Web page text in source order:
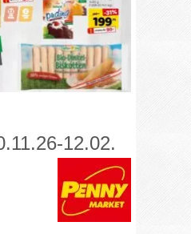
12.02.